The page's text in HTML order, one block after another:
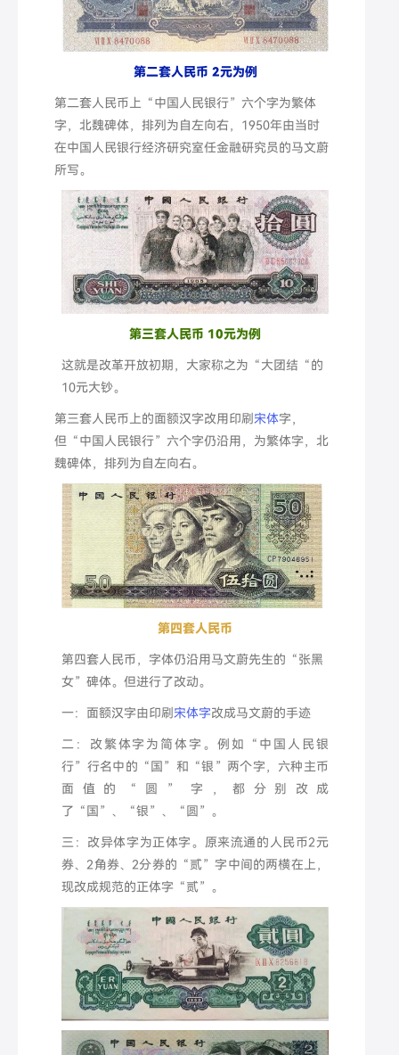
第二套人民币 2元为例
第二套人民币上“中国人民银行”六个字为繁体
字，北魏碑体，排列为自左向右，1950年由当时
在中国人民银行经济研究室任金融研究员的马文蔚
所写。
第三套人民币 10元为例
这就是改革开放初期，大家称之为“大团结“的
10元大钞。
第三套人民币上的面额汉字改用印刷宋体字，
但“中国人民银行”六个字仍沿用，为繁体字，北
魏碑体，排列为自左向右。
第四套人民币
第四套人民币，字体仍沿用马文蔚先生的“张黑
女”碑体。但进行了改动。
一：面额汉字由印刷宋体字改成马文蔚的手迹
二：改繁体字为简体字。例如“中国人民银
行”行名中的“国”和“银”两个字，六种主币
面值的“圆” 字，都分别改成
了“国”、“银”、“圆”。
三：改异体字为正体字。原来流通的人民币2元
券、2角券、2分券的“贰”字中间的两横在上，
现改成规范的正体字“贰”。